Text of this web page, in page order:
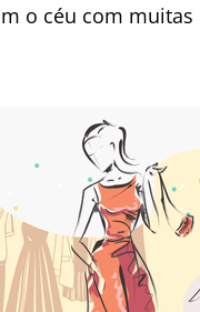
o céu com muitas